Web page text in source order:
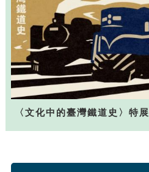
〈文化中的臺灣鐵道史〉特展